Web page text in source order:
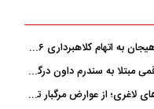
دستگیری ۲ زن در لاهیجان به اتهام کلاهبرداری ۶ میلیارد تومانی با وعده وام
«امیر حیدری» بلاگر قمی مبتلا به سندرم داون درگذشت
ناگفته‌هایی از آمپول‌های لاغری؛ از عوارض مرگبار تا زیبایی